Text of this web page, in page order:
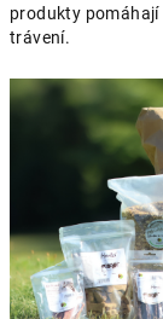
produkty
trávení.